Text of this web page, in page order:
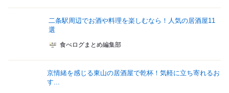
二条駅周辺でお酒や料理を楽しむなら！人気の居酒屋11
選
食べログまとめ編集部
京情緒を感じる東山の居酒屋で乾杯！気軽に立ち寄れるお
す...